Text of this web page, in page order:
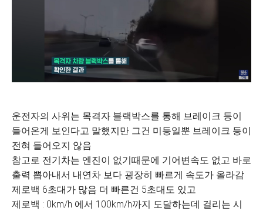
운전자의 사위는 목격자 블랙박스를 통해 브레이크 등이
들어온게 보인다고 말했지만 그건 미등일뿐 브레이크 등이
전혀 들어오지 않음
참고로 전기차는 엔진이 없기때문에 기어변속도 없고 바로
출력 뽑아내서 내연차 보다 굉장히 빠르게 속도가 올라감
제로백 6초대가 많음 더 빠른건 5초대도 있고
제로백 : 0km/h 에서 100km/h까지 도달하는데 걸리는 시